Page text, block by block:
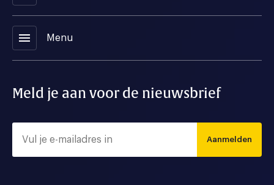
menu Menu
Meld je aan voor de nieuwsbrief
Aanmelden